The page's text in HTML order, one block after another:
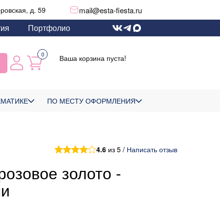
д. 59 mail@esta-fiesta.ru
Портфолио
0 Ваша корзина пуста!
ПО МЕСТУ ОФОРМЛЕНИЯ
4.6 из 5 / Написать отзыв
золото -